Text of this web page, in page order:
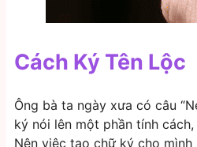
Cách Ký Tên Lộc
Ông bà ta ngày xưa có câu
ký nói lên một phần tính
Nên việc tạo chữ ký cho